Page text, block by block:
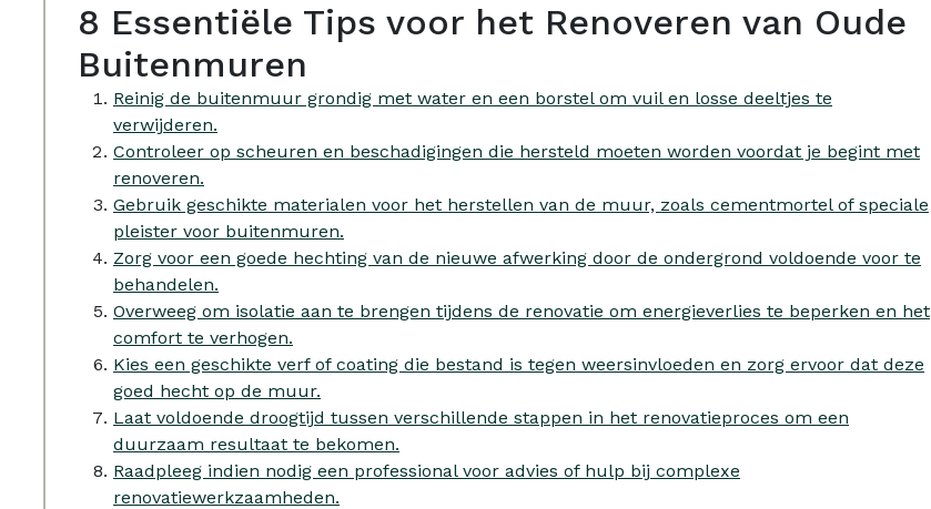
8 Essentiële Tips voor het Renoveren van Oude
Buitenmuren
Reinig de buitenmuur grondig met water en een borstel om vuil en losse deeltjes te
verwijderen.
Controleer op scheuren en beschadigingen die hersteld moeten worden voordat je begint met
renoveren.
Gebruik geschikte materialen voor het herstellen van de muur, zoals cementmortel of speciale
pleister voor buitenmuren.
Zorg voor een goede hechting van de nieuwe afwerking door de ondergrond voldoende voor te
behandelen.
Overweeg om isolatie aan te brengen tijdens de renovatie om energieverlies te beperken en het
comfort te verhogen.
Kies een geschikte verf of coating die bestand is tegen weersinvloeden en zorg ervoor dat deze
goed hecht op de muur.
Laat voldoende droogtijd tussen verschillende stappen in het renovatieproces om een
duurzaam resultaat te bekomen.
Raadpleeg indien nodig een professional voor advies of hulp bij complexe
renovatiewerkzaamheden.